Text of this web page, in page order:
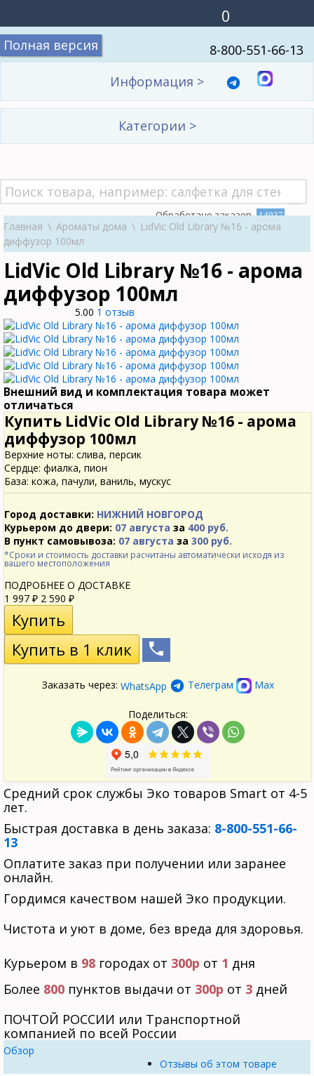
Информация >
Полная версия 8-800-551-66-13
0
Категории >
Обработано заказов 14937
Главная \ Ароматы дома \ LidVic Old Library №16 - арома
диффузор 100мл
LidVic Old Library №16 - арома
диффузор 100мл
5.00 1 отзыв
Внешний вид и комплектация товара может
отличаться
Купить LidVic Old Library №16 - арома
диффузор 100мл
Верхние ноты: слива, персик
Сердце: фиалка, пион
База: кожа, пачули, ваниль, мускус
Город доставки: НИЖНИЙ НОВГОРОД
Курьером до двери: 07 августа за 400 руб.
В пункт самовывоза: 07 августа за 300 руб.
*Сроки и стоимость доставки расчитаны автоматически исходя из
вашего местоположения
ПОДРОБНЕЕ О ДОСТАВКЕ
1 997 ₽ 2 590 ₽
Заказать через: WhatsApp Телеграм Max
Поделиться:
Средний срок службы Эко товаров Smart от 4-5
лет.
Быстрая доставка в день заказа: 8-800-551-66-
13
Оплатите заказ при получении или заранее
онлайн.
Гордимся качеством нашей Эко продукции.
Чистота и уют в доме, без вреда для здоровья.
Курьером в 98 городах от 300р от 1 дня
Более 800 пунктов выдачи от 300р от 3 дней
ПОЧТОЙ РОССИИ или Транспортной
компанией по всей России
Обзор
Отзывы об этом товаре